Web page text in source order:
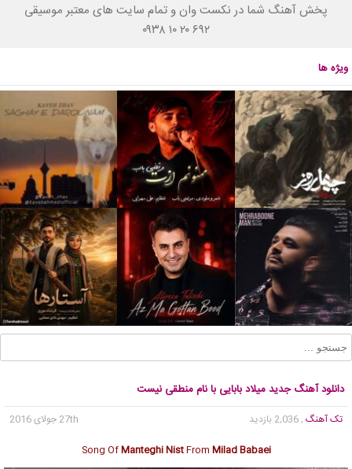
پخش آهنگ شما در نکست وان و تمام سایت های معتبر موسیقی
۰۹۳۸ ۱۰ ۲۰ ۶۹۲
ویژه ها
دانلود آهنگ جدید میلاد بابایی با نام منطقی نیست
تک آهنگ , 2,036 بازدید
27th جولای 2016
Song OfManteghi NistFrom Milad Babaei